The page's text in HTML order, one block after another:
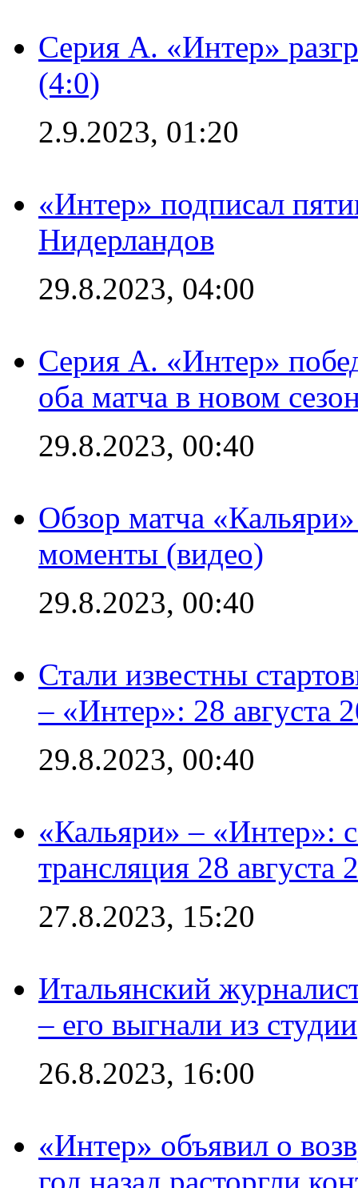
Серия А. «Интер»
(4:0)
2.9.2023, 01:20
«Интер» подписал
Нидерландов
29.8.2023, 04:00
Серия А. «Интер»
оба матча в новом
29.8.2023, 00:40
Обзор матча
моменты (видео)
29.8.2023, 00:40
Стали известны
– «Интер»: 28 августа
29.8.2023, 00:40
«Кальяри» – «Интер»:
трансляция 28 августа
27.8.2023, 15:20
Итальянский
– его выгнали из студии
26.8.2023, 16:00
«Интер» объявил о
год назад расторгли